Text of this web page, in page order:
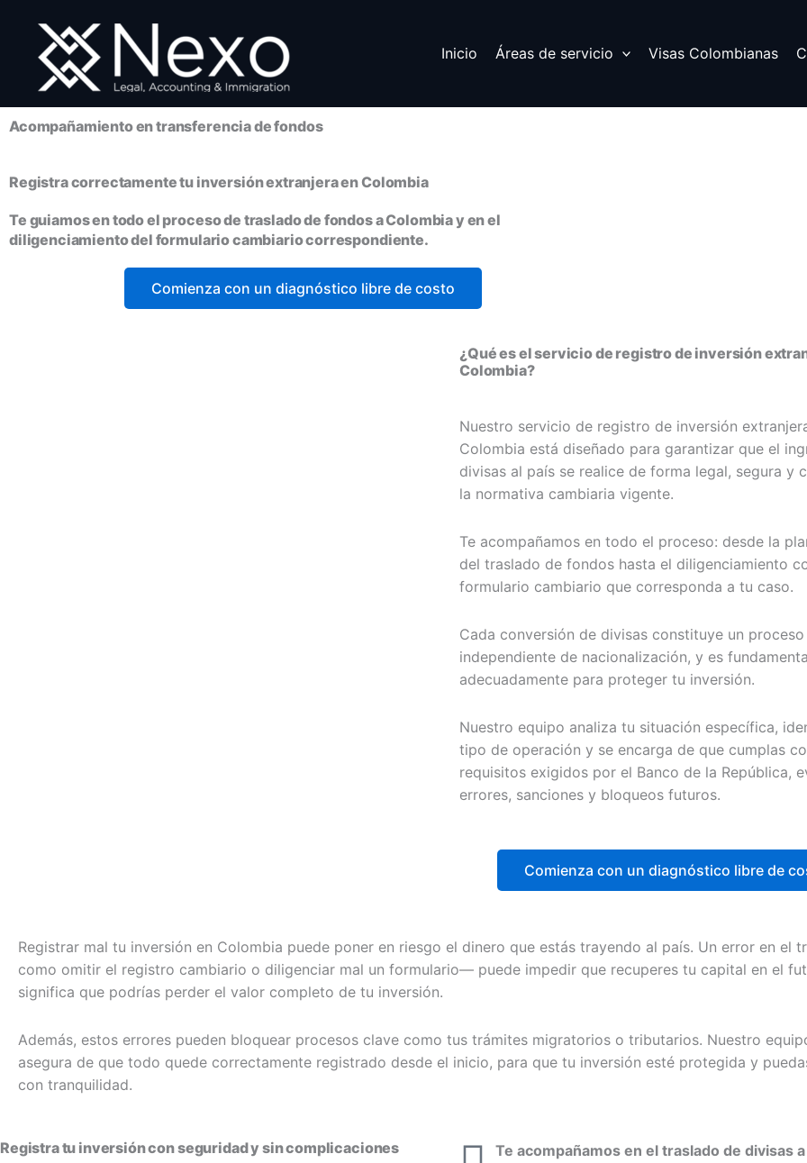
contenido
Inicio Áreas de servicio Visas Colombianas
Acompañamiento en transferencia de fondos
Registra correctamente tu inversión extranjera en Colombia
Te guiamos en todo el proceso de traslado de fondos a Colombia y en el
diligenciamiento del formulario cambiario correspondiente.
Comienza con un diagnóstico libre de costo
¿Qué es el servicio de registro de inversión
Colombia?
Nuestro servicio de registro de inversión
Colombia está diseñado para garantizar que el
divisas al país se realice de forma legal, segura y
la normativa cambiaria vigente.
Te acompañamos en todo el proceso: desde la
del traslado de fondos hasta el diligenciamiento
formulario cambiario que corresponda a tu caso.
Cada conversión de divisas constituye un proceso
independiente de nacionalización, y es
adecuadamente para proteger tu inversión.
Nuestro equipo analiza tu situación específica,
tipo de operación y se encarga de que cumplas
requisitos exigidos por el Banco de la República,
errores, sanciones y bloqueos futuros.
Comienza con un diagnóstico libre de
Registrar mal tu inversión en Colombia puede poner en riesgo el dinero que estás trayendo al país. Un error en el
como omitir el registro cambiario o diligenciar mal un formulario— puede impedir que recuperes tu capital en el
significa que podrías perder el valor completo de tu inversión.
Además, estos errores pueden bloquear procesos clave como tus trámites migratorios o tributarios. Nuestro
asegura de que todo quede correctamente registrado desde el inicio, para que tu inversión esté protegida y
con tranquilidad.
Registra tu inversión con seguridad y sin complicaciones
Te acompañamos en el traslado de divisas